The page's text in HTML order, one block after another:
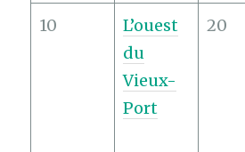
10
L’ouest
du
Vieux-
Port
20